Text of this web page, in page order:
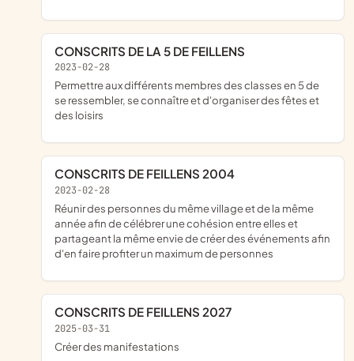
CONSCRITS DE LA 5 DE FEILLENS
2023-02-28
permettre aux différents membres des classes en 5 de
se ressembler, se connaître et d'organiser des fêtes et
des loisirs
CONSCRITS DE FEILLENS 2004
2023-02-28
réunir des personnes du même village et de la même
année afin de célébrer une cohésion entre elles et
partageant la même envie de créer des événements afin
d'en faire profiter un maximum de personnes
CONSCRITS DE FEILLENS 2027
2025-03-31
créer des manifestations